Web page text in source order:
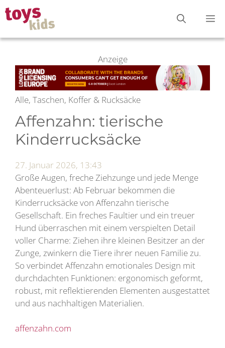
Zum
Inhalt
springen
Anzeige
Alle, Taschen, Koffer & Rucksäcke
Affenzahn: tierische
Kinderrucksäcke
27. Januar 2026, 13:43
Große Augen, freche Ziehzunge und jede Menge
Abenteuerlust: Ab Februar bekommen die
Kinderrucksäcke von Affenzahn tierische
Gesellschaft. Ein freches Faultier und ein treuer
Hund überraschen mit einem verspielten Detail
voller Charme: Ziehen ihre kleinen Besitzer an der
Zunge, zwinkern die Tiere ihrer neuen Familie zu.
So verbindet Affenzahn emotionales Design mit
durchdachten Funktionen: ergonomisch geformt,
robust, mit reflektierenden Elementen ausgestattet
und aus nachhaltigen Materialien.
affenzahn.com